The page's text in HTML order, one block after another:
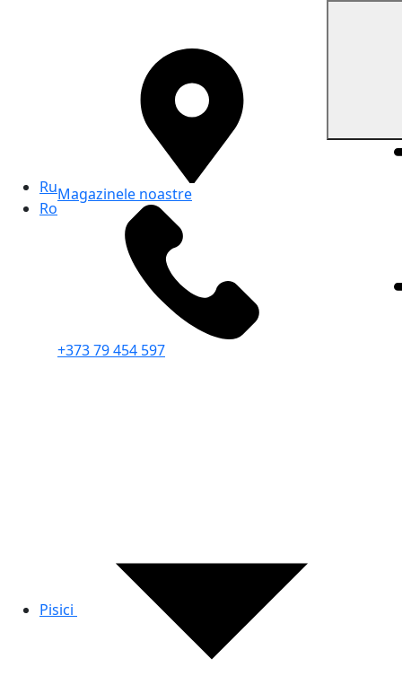
Ru
Ro
Magazinele noastre
+373 79 454 597
Pisici